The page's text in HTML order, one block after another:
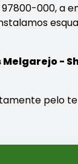
97800-000,
Melgarejo -
pelo